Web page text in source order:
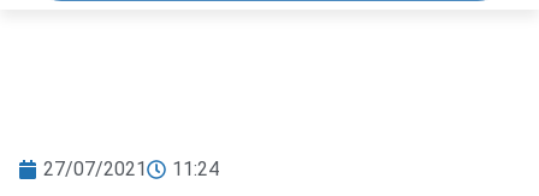
27/07/2021 11:24